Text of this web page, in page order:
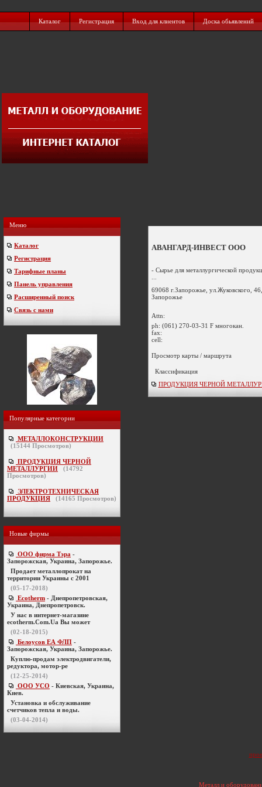
Каталог Регистрация Вход для клиентов Доска обьявлений
Меню
Каталог
Регистрация
Тарифные планы
Панель управления
Расширенный поиск
Связь с нами
Популярные категории
МЕТАЛЛОКОНСТРУКЦИИ
(15144 Просмотров)
ПРОДУКЦИЯ ЧЕРНОЙ
МЕТАЛЛУРГИИ
(14792
Просмотров)
ЭЛЕКТРОТЕХНИЧЕСКАЯ
ПРОДУКЦИЯ
(14165 Просмотров)
Новые фирмы
ООО фирма Тэра -
Запорожская, Украина, Запорожье.
Продает металлопрокат на
территории Украины с 2001
(05-17-2018)
Ecotherm - Днепропетровская,
Украина, Днепропетровск.
У нас в интернет-магазине
ecotherm.Com.Ua Вы может
(02-18-2015)
Белоусов ЕА ФЛП -
Запорожская, Украина, Запорожье.
Куплю-продам электродвигатели,
редуктора, мотор-ре
(12-25-2014)
ООО УСО - Киевская, Украина,
Киев.
Установка и обслуживание
счетчиков тепла и воды.
(03-04-2014)
АВАНГАРД-ИНВЕСТ ООО
- Сырье для металлургической
69068 г.Запорожье, ул.Жуковского,
Запорожье
Attn:
ph: (061) 270-03-31 F многокан.
fax:
cell:
Просмотр карты / маршрута
Классификация
ПРОДУКЦИЯ ЧЕРНОЙ
Металл и